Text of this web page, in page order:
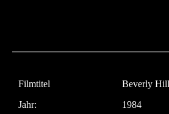
Filmtitel
Beverly
Jahr:
1984